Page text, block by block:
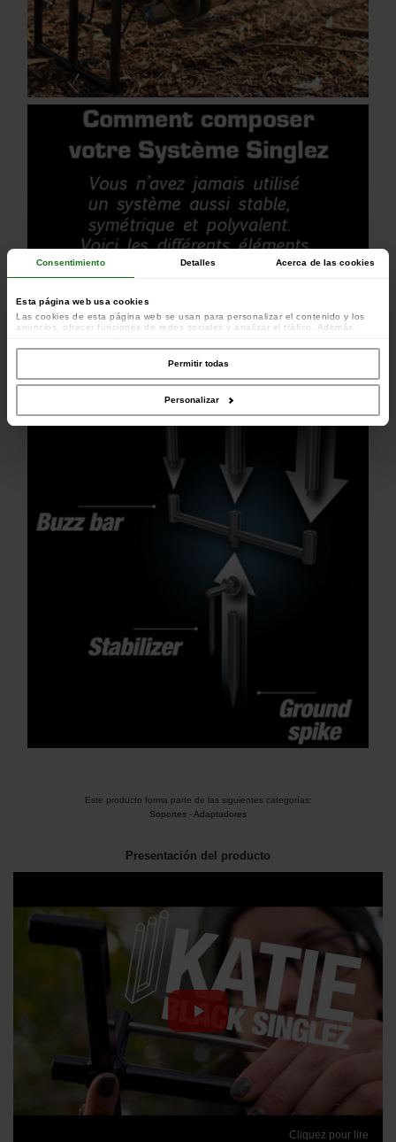
Consentimiento Detalles Acerca de las cookies
Esta página web usa cookies
Las cookies de esta página web se usan para personalizar el contenido y los
anuncios, ofrecer funciones de redes sociales y analizar el tráfico. Además,
colaboradores de redes sociales, publicidad y análisis web, quienes pueden
combinarla con otra información que les haya proporcionado o que hayan
recopilado a partir del uso que haya hecho de sus servicios.
Permitir todas
Personalizar
Este producto forma parte de las siguientes categorías:
Soportes -Adaptadores
Presentación del producto
Cliquez pour lire